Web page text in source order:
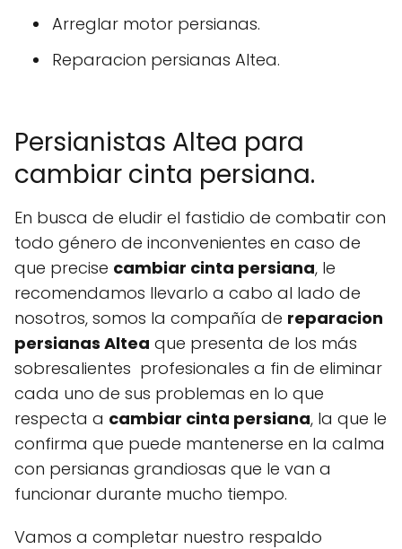
Arreglar motor persianas.
Reparacion persianas Altea.
Persianistas Altea para
cambiar cinta persiana.
En busca de eludir el fastidio de combatir con
todo género de inconvenientes en caso de
que precise cambiar cinta persiana, le
recomendamos llevarlo a cabo al lado de
nosotros, somos la compañía de reparacion
persianas Altea que presenta de los más
sobresalientes profesionales a fin de eliminar
cada uno de sus problemas en lo que
respecta a cambiar cinta persiana, la que le
confirma que puede mantenerse en la calma
con persianas grandiosas que le van a
funcionar durante mucho tiempo.
Vamos a completar nuestro respaldo